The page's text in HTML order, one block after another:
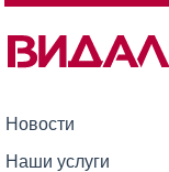
Новости
Наши услуги